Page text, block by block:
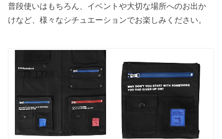
普段使いはもちろん、イベントや大切な場所へのお出か
けなど、様々なシチュエーションでお楽しみください。